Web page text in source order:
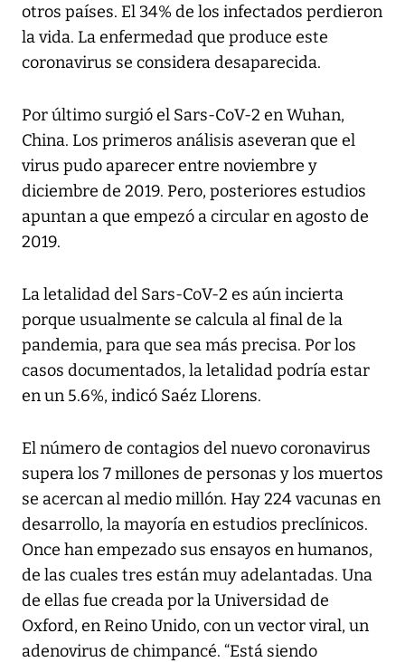
otros países. El 34% de los infectados perdieron
la vida. La enfermedad que produce este
coronavirus se considera desaparecida.
Por último surgió el Sars-CoV-2 en Wuhan,
China. Los primeros análisis aseveran que el
virus pudo aparecer entre noviembre y
diciembre de 2019. Pero, posteriores estudios
apuntan a que empezó a circular en agosto de
2019.
La letalidad del Sars-CoV-2 es aún incierta
porque usualmente se calcula al final de la
pandemia, para que sea más precisa. Por los
casos documentados, la letalidad podría estar
en un 5.6%, indicó Saéz Llorens.
El número de contagios del nuevo coronavirus
supera los 7 millones de personas y los muertos
se acercan al medio millón. Hay 224 vacunas en
desarrollo, la mayoría en estudios preclínicos.
Once han empezado sus ensayos en humanos,
de las cuales tres están muy adelantadas. Una
de ellas fue creada por la Universidad de
Oxford, en Reino Unido, con un vector viral, un
adenovirus de chimpancé. “Está siendo